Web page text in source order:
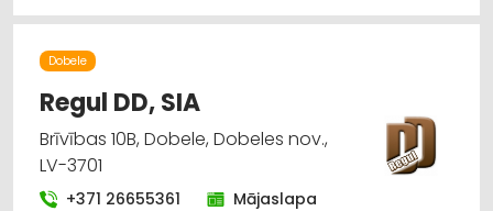
Darba aizsardzības līdzekļi, darba apģērbi;
Dārza tehnika un inventārs
Iekraušanas un izkraušanas tehnika
Dobele
Regul DD, SIA
Brīvības 10B, Dobele, Dobeles nov.,
LV-3701
+371 26655361 Mājaslapa